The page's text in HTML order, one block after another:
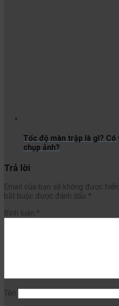
Tốc độ màn trập là gì?
chụp ảnh?
Trả lời
Email của bạn sẽ không được
bắt buộc được đánh dấu *
Bình luận *
Tên